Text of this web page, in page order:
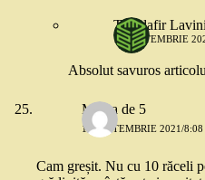
Trandafir
16 SEPTEMBRIE
Absolut savuros
Mama de 5
16 SEPTEMBRIE 2021/
Cam greșit. Nu cu 10 răceli